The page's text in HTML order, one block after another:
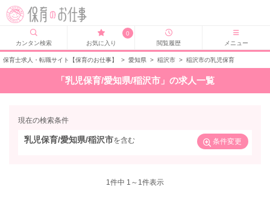
カンタン検索
0
お気に入り
閲覧履歴 メニュー
保育士求人・転職サイト【保育のお仕事】 > 愛知県 > 稲沢市 > 稲沢市の乳児保育
「乳児保育/愛知県/稲沢市」の求人一覧
現在の検索条件
乳児保育/愛知県/稲沢市を含む 条件変更
1件中 1～1件表示